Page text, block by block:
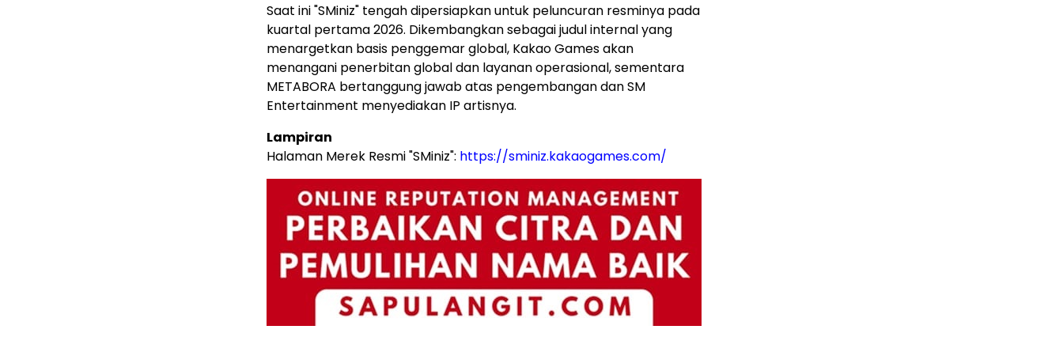
Saat ini "SMiniz" tengah dipersiapkan untuk peluncuran resminya pada
kuartal pertama 2026. Dikembangkan sebagai judul internal yang
menargetkan basis penggemar global, Kakao Games akan
menangani penerbitan global dan layanan operasional, sementara
METABORA bertanggung jawab atas pengembangan dan SM
Entertainment menyediakan IP artisnya.
Lampiran
Halaman Merek Resmi "SMiniz": https://sminiz.kakaogames.com/